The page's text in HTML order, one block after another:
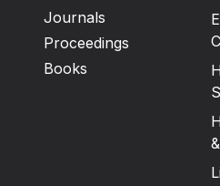
Journals
Proceedings
Books